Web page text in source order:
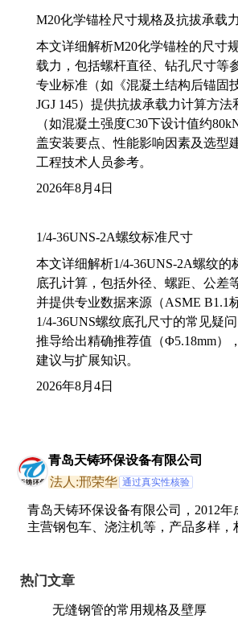
M20化学锚栓尺寸规格及抗拔承载
本文详细解析M20化学锚栓的尺寸
载力，包括螺杆直径、钻孔尺寸等
专业标准（如《混凝土结构后锚固
JGJ 145）提供抗拔承载力计算方法
（如混凝土强度C30下设计值约
盖安装要点、性能影响因素及选型
工程技术人员参考。
2026年8月4日
1/4-36UNS-2A螺纹标准尺寸
本文详细解析1/4-36UNS-2A螺纹的
底孔计算，包括外径、螺距、公差
并提供专业数据来源（ASME B1.1
1/4-36UNS螺纹底孔尺寸的常见疑
推导给出精确推荐值（Φ5.18mm）
建议与扩展知识。
2026年8月4日
青岛天铸环保设备有限公司
法人:邢荣华 通过真实性核验
青岛天铸环保设备有限公司，2012年
主营钢包车、浇注机等，产品多样，
热门文章
无缝钢管的常用规格及壁厚